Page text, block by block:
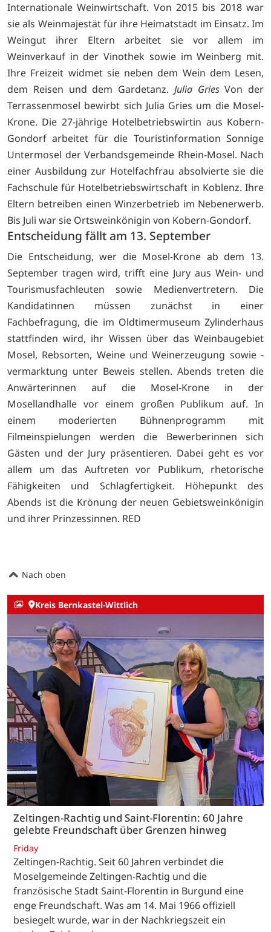
Internationale Weinwirtschaft. Von 2015 bis 2018 war
sie als Weinmajestät für ihre Heimatstadt im Einsatz. Im
Weingut ihrer Eltern arbeitet sie vor allem im
Weinverkauf in der Vinothek sowie im Weinberg mit.
Ihre Freizeit widmet sie neben dem Wein dem Lesen,
dem Reisen und dem Gardetanz. Julia GriesVon der
Terrassenmosel bewirbt sich Julia Gries um die Mosel-
Krone. Die 27-jährige Hotelbetriebswirtin aus Kobern-
Gondorf arbeitet für die Touristinformation Sonnige
Untermosel der Verbandsgemeinde Rhein-Mosel. Nach
einer Ausbildung zur Hotelfachfrau absolvierte sie die
Fachschule für Hotelbetriebswirtschaft in Koblenz. Ihre
Eltern betreiben einen Winzerbetrieb im Nebenerwerb.
Bis Juli war sie Ortsweinkönigin von Kobern-Gondorf.
Entscheidung fällt am 13. September
Die Entscheidung, wer die Mosel-Krone ab dem 13.
September tragen wird, trifft eine Jury aus Wein- und
Tourismusfachleuten sowie Medienvertretern. Die
Kandidatinnen müssen zunächst in einer
Fachbefragung, die im Oldtimermuseum Zylinderhaus
stattfinden wird, ihr Wissen über das Weinbaugebiet
Mosel, Rebsorten, Weine und Weinerzeugung sowie -
vermarktung unter Beweis stellen. Abends treten die
Anwärterinnen auf die Mosel-Krone in der
Mosellandhalle vor einem großen Publikum auf. In
einem moderierten Bühnenprogramm mit
Filmeinspielungen werden die Bewerberinnen sich
Gästen und der Jury präsentieren. Dabei geht es vor
allem um das Auftreten vor Publikum, rhetorische
Fähigkeiten und Schlagfertigkeit. Höhepunkt des
Abends ist die Krönung der neuen Gebietsweinkönigin
und ihrer Prinzessinnen. RED
Nach oben
Kreis Bernkastel-Wittlich
Zeltingen-Rachtig und Saint-Florentin: 60 Jahre
gelebte Freundschaft über Grenzen hinweg
Friday
Zeltingen-Rachtig. Seit 60 Jahren verbindet die
Moselgemeinde Zeltingen-Rachtig und die
französische Stadt Saint-Florentin in Burgund eine
enge Freundschaft. Was am 14. Mai 1966 offiziell
besiegelt wurde, war in der Nachkriegszeit ein